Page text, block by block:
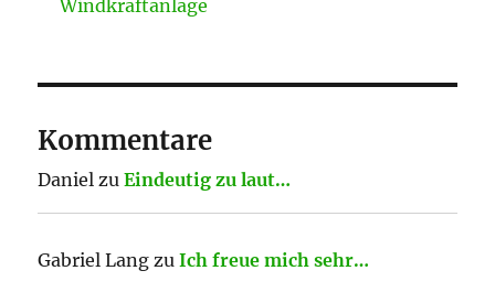
Windkraftanlage
Kommentare
Daniel zuEindeutig zu laut…
Gabriel Lang zuIch freue mich sehr…